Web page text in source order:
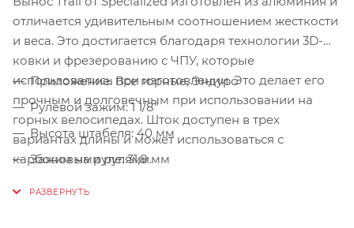
отличается удивительным соотношением жесткости
и веса. Это достигается благодаря технологии 3D-
ковки и фрезерованию с ЧПУ, которые
использовались при изготовлении. Это делает его
прочным и долговечным при использовании на
горных велосипедах. Шток доступен в трех
вариантах длины и может использоваться с
карбоновыми рулями.
Технические характеристики:
Приложение: Все горные, Эндуро
Рулевой зажим: 1 1/8"
Высота штабеля: 40 мм
Зажим на руле: 31,8 мм
Длины: 40мм, 50мм, 60мм